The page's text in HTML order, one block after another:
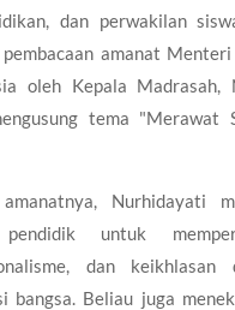
dan perwakilan
pembacaan amanat
oleh Kepala Madrasah,
tema "Merawat
Nurhidayati
untuk
dan keikhlasan
bangsa. Beliau juga